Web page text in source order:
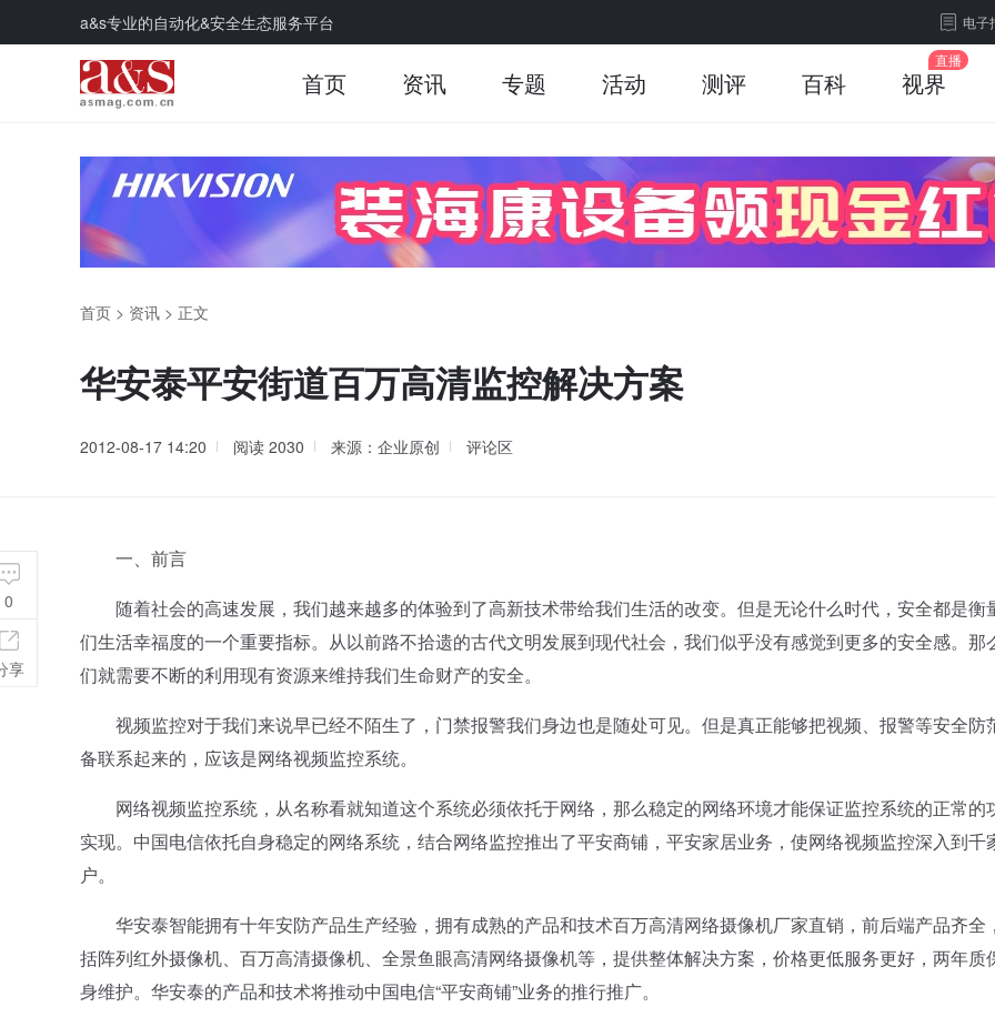
a&s专业的自动化&安全生态服务平台 电子
首页 资讯 专题 活动 测评 百科 视界
首页 > 资讯 > 正文
华安泰平安街道百万高清监控解决方案
2012-08-17 14:20 阅读 2030 来源：企业原创 评论区
一、前言
随着社会的高速发展，我们越来越多的体验到了高新技术带给我们生活的改变。但是无论什么时代，安全都是衡
们生活幸福度的一个重要指标。从以前路不拾遗的古代文明发展到现代社会，我们似乎没有感觉到更多的安全感。那
们就需要不断的利用现有资源来维持我们生命财产的安全。
视频监控对于我们来说早已经不陌生了，门禁报警我们身边也是随处可见。但是真正能够把视频、报警等安全防
备联系起来的，应该是网络视频监控系统。
网络视频监控系统，从名称看就知道这个系统必须依托于网络，那么稳定的网络环境才能保证监控系统的正常的
实现。中国电信依托自身稳定的网络系统，结合网络监控推出了平安商铺，平安家居业务，使网络视频监控深入到千
户。
华安泰智能拥有十年安防产品生产经验，拥有成熟的产品和技术百万高清网络摄像机厂家直销，前后端产品齐全
括阵列红外摄像机、百万高清摄像机、全景鱼眼高清网络摄像机等，提供整体解决方案，价格更低服务更好，两年质
身维护。华安泰的产品和技术将推动中国电信“平安商铺”业务的推行推广。
0
享